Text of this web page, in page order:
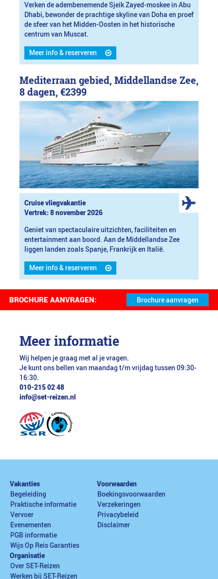
Verken de adembenemende Sjeik Zayed-moskee in Abu
Dhabi, bewonder de prachtige skyline van Doha en proef
de sfeer van het Midden-Oosten in het historische
centrum van Muscat.
Meer info & reserveren
Mediterraan gebied, Middellandse Zee,
8 dagen, €2399
Cruise vliegvakantie
Vertrek: 8 november 2026
Geniet van spectaculaire uitzichten, faciliteiten en
entertainment aan boord. Aan de Middellandse Zee
liggen landen zoals Spanje, Frankrijk en Italië.
Meer info & reserveren
BROCHURE AANVRAGEN:
Meer informatie
Wij helpen je graag met al je vragen.
Je kunt ons bellen van maandag t/m vrijdag tussen 09:30-
16:30.
010-215 02 48
info@set-reizen.nl
Vakanties
Begeleiding
Praktische informatie
Vervoer
Evenementen
PGB informatie
Wijs Op Reis Garanties
Voorwaarden
Boekingsvoorwaarden
Verzekeringen
Privacybeleid
Disclaimer
Organisatie
Over SET-Reizen
Werken bij SET-Reizen